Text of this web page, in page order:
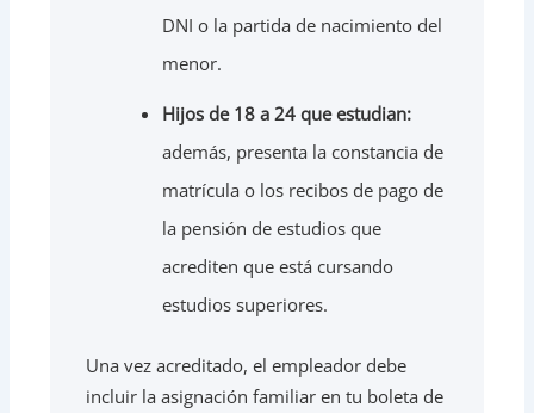
DNI o la partida de nacimiento del
menor.
Hijos de 18 a 24 que estudian:
además, presenta la constancia de
matrícula o los recibos de pago de
la pensión de estudios que
acrediten que está cursando
estudios superiores.
Una vez acreditado, el empleador debe
incluir la asignación familiar en tu boleta de